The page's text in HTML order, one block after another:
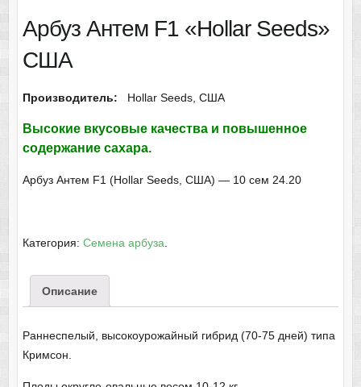
Арбуз Антем F1 «Hollar Seeds»
США
Производитель: Hollar Seeds, США
Высокие вкусовые качества и повышенное
содержание сахара.
Арбуз Антем F1 (Hollar Seeds, США) — 10 сем 24.20
Категория: Семена арбуза.
Описание
Раннеспелый, высокоурожайный гибрид (70-75 дней) типа
Кримсон.